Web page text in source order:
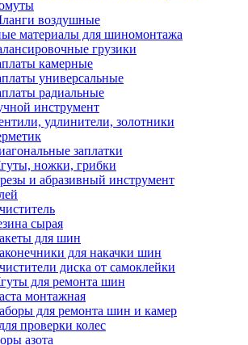
воздушные
материалы для шиномонтажа
грузики
камерные
универсальные
радиальные
инструмент
удлинители, золотники
заплатки
ножки, грибки
и абразивный инструмент
сырая
для шин
для накачки шин
диска от самоклейки
для ремонта шин
монтажная
для ремонта шин и камер
проверки колес
азота